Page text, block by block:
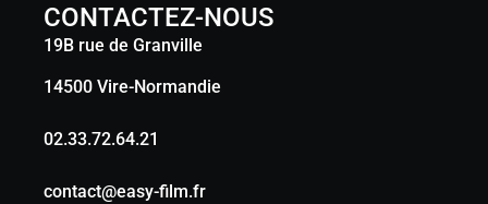
CONTACTEZ-NOUS
19B rue de Granville
14500 Vire-Normandie
02.33.72.64.21
contact@easy-film.fr